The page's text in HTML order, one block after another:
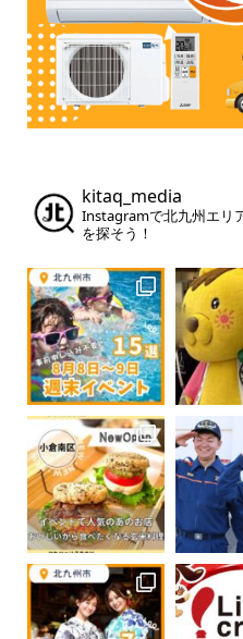
kitaq_media
Instagramで北九州エリ
を探そう！